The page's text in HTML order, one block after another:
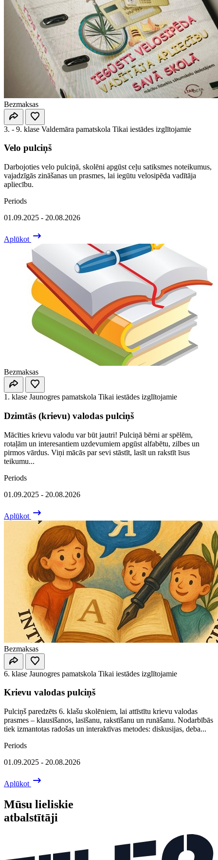
Bezmaksas
3. - 9. klase Valdemāra pamatskola Tikai iestādes izglītojamie
Velo pulciņš
Darbojoties velo pulciņā, skolēni apgūst ceļu satiksmes noteikumus,
vajadzīgās zināšanas un prasmes, lai iegūtu velosipēda vadītāja
apliecību.
Periods
01.09.2025 - 20.08.2026
Aplūkot
Bezmaksas
1. klase Jaunogres pamatskola Tikai iestādes izglītojamie
Dzimtās (krievu) valodas pulciņš
Mācīties krievu valodu var būt jautri! Pulciņā bērni ar spēlēm,
rotaļām un interesantiem uzdevumiem apgūst alfabētu, zilbes un
pirmos vārdus. Viņi mācās par sevi stāstīt, lasīt un rakstīt īsus
teikumu...
Periods
01.09.2025 - 20.08.2026
Aplūkot
Bezmaksas
6. klase Jaunogres pamatskola Tikai iestādes izglītojamie
Krievu valodas pulciņš
Pulciņš paredzēts 6. klašu skolēniem, lai attīstītu krievu valodas
prasmes – klausīšanos, lasīšanu, rakstīšanu un runāšanu. Nodarbībās
tiek izmantotas radošas un interaktīvas metodes: diskusijas, deba...
Periods
01.09.2025 - 20.08.2026
Aplūkot
Mūsu lieliskie
atbalstītāji